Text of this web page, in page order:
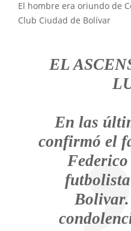
El hombre era oriundo de
Club Ciudad de Bolívar
EL
En las
confirmó el